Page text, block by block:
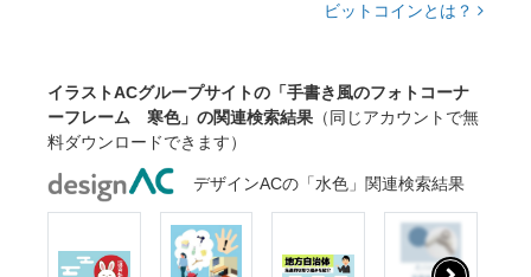
ビットコインとは？
イラストACグループサイトの「手書き風のフォトコーナ
ーフレーム 寒色」の関連検索結果 （同じアカウントで無
料ダウンロードできます）
デザインACの「水色」関連検索結果